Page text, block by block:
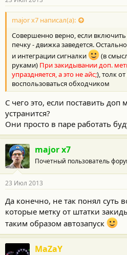
major x7 написал(а):
Совершенно верно, если
печку - движка заведется.
и интеграции сигналки
(в
руками) При закидывании доп.
упраздняется, а это не айс;), толк
воспользоваться обходчиком
С чего это, если поставить
устранится?
Они просто в паре работать
major x7
Почетный пользователь
23 Июл 2013
Да конечно, не так понял суть
которые метку от штатки
таким образом автозапуск
MaZaY